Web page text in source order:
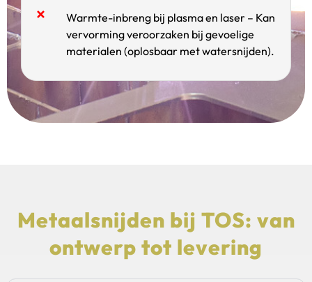
Warmte-inbreng bij plasma en laser – Kan
vervorming veroorzaken bij gevoelige
materialen (oplosbaar met watersnijden).
Metaalsnijden bij TOS: van
ontwerp tot levering